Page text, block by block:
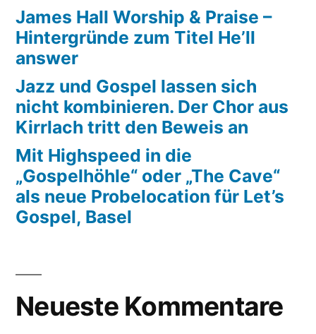
James Hall Worship & Praise –
Hintergründe zum Titel He’ll
answer
Jazz und Gospel lassen sich
nicht kombinieren. Der Chor aus
Kirrlach tritt den Beweis an
Mit Highspeed in die
„Gospelhöhle“ oder „The Cave“
als neue Probelocation für Let’s
Gospel, Basel
Neueste Kommentare